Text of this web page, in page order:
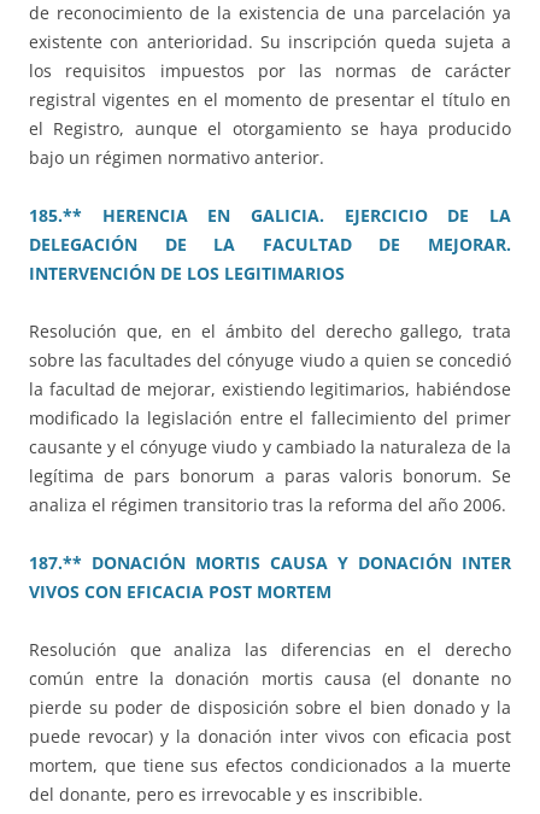
de reconocimiento de la existencia de una parcelación ya
existente con anterioridad. Su inscripción queda sujeta a
los requisitos impuestos por las normas de carácter
registral vigentes en el momento de presentar el título en
el Registro, aunque el otorgamiento se haya producido
bajo un régimen normativo anterior.
185.** HERENCIA EN GALICIA. EJERCICIO DE LA
DELEGACIÓN DE LA FACULTAD DE MEJORAR.
INTERVENCIÓN DE LOS LEGITIMARIOS
Resolución que, en el ámbito del derecho gallego, trata
sobre las facultades del cónyuge viudo a quien se concedió
la facultad de mejorar, existiendo legitimarios, habiéndose
modificado la legislación entre el fallecimiento del primer
causante y el cónyuge viudo y cambiado la naturaleza de la
legítima de pars bonorum a paras valoris bonorum. Se
analiza el régimen transitorio tras la reforma del año 2006.
187.** DONACIÓN MORTIS CAUSA Y DONACIÓN INTER
VIVOS CON EFICACIA POST MORTEM
Resolución que analiza las diferencias en el derecho
común entre la donación mortis causa (el donante no
pierde su poder de disposición sobre el bien donado y la
puede revocar) y la donación inter vivos con eficacia post
mortem, que tiene sus efectos condicionados a la muerte
del donante, pero es irrevocable y es inscribible.